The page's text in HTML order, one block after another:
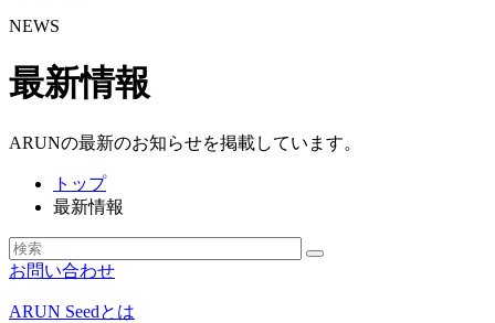
NEWS
最新情報
ARUNの最新のお知らせを掲載しています。
トップ
最新情報
お問い合わせ
ARUN Seedとは